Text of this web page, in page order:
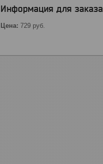
Информация для заказа
Цена: 729 руб.